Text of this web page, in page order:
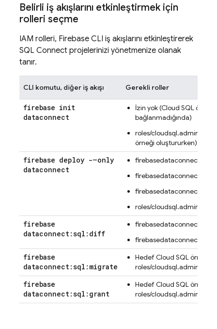
Belirli iş akışlarını etkinleştirmek için
rolleri seçme
IAM rolleri, Firebase CLI iş akışlarını etkinleştirerek
SQL Connect projelerinizi yönetmenize olanak
tanır.
CLI komutu, diğer iş akışı Gerekli roller
firebase init
dataconnect
İzin yok (Cloud SQLörneği
bağlanmadığında)
roles/cloudsql.admin (
örneği oluştururken)
firebase deploy -–only
dataconnect
roles/cloudsql.admin
firebase
dataconnect:sql:diff
firebase
dataconnect:sql:migrate
HedefCloud SQL
roles/cloudsql.admin
firebase
dataconnect:sql:grant
HedefCloud SQL
roles/cloudsql.admin